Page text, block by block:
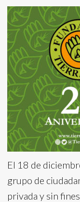
El 18 de
grupo de
privada y sin